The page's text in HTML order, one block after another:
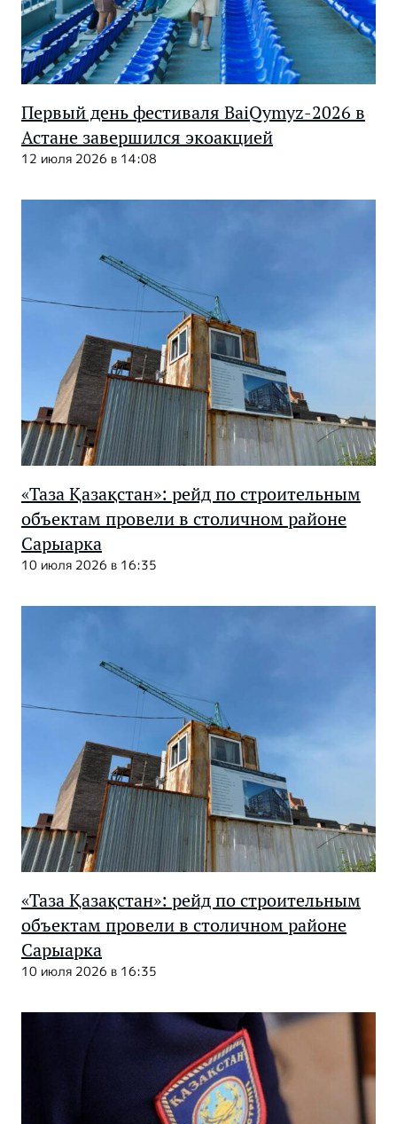
Первый день фестиваля BaiQymyz-2026 в
Астане завершился экоакцией
12 июля 2026 в 14:08
«Таза Қазақстан»: рейд по строительным
объектам провели в столичном районе
Сарыарка
10 июля 2026 в 16:35
«Таза Қазақстан»: рейд по строительным
объектам провели в столичном районе
Сарыарка
10 июля 2026 в 16:35